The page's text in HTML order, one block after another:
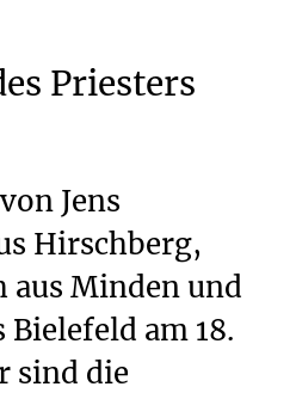
Priesters
Jens
Hirschberg,
aus Minden und
Bielefeld am 18.
sind die